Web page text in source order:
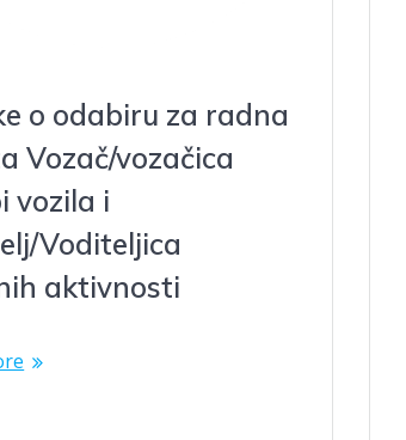
o odabiru za radna
Vozač/vozačica
vozila i
Voditeljica
aktivnosti